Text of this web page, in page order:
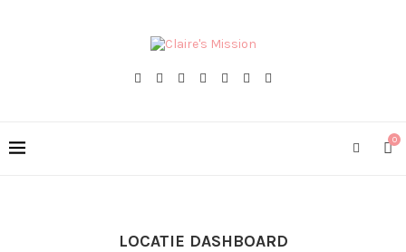
0
LOCATIE DASHBOARD